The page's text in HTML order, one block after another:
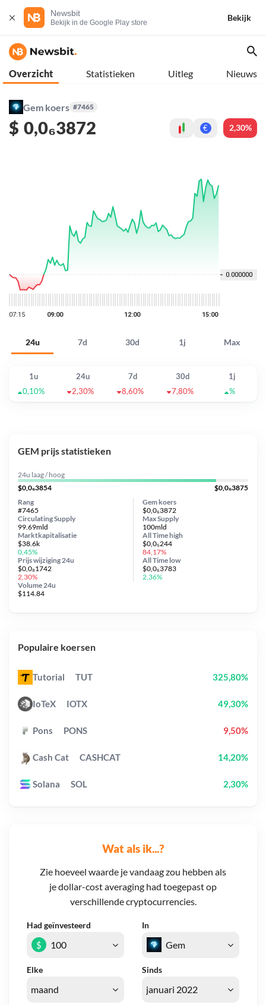
Newsbit
Bekijk in de Google Play store
Bekijk
Overzicht Statistieken Uitleg Nieuws
Gem koers #7465
$ 0,0₆3872 € 2,30%
24u 7d 30d 1j Max
1u 24u 7d 30d
1j
0,10%
2,30% 8,60% 7,80% %
Wat als ik...?
Zie hoeveel waarde je vandaag zou hebben als
je dollar-cost averaging had toegepast op
verschillende cryptocurrencies.
Had geïnvesteerd In
Elke Sinds
$
GEM prijs statistieken
24u laag / hoog
$0,0₆3854
$0,0₆3875
Gem koers
$0,0₆3872
Circulating Supply
99.69mld
Prijs wijziging 24u
$0,0₈1742
2,30%
Max Supply
100mld
Marktkapitalisatie
$38.6k
0,45%
Volume 24u
$114.84
Rang
#7465
All Timehigh
$0,0₅244
84,17%
All Time low
$0,0₆3783
2,36%
Populaire koersen
Tutorial TUT 325,80%
IoTeX IOTX 49,30%
Pons PONS 9,50%
Cash Cat CASHCAT 14,20%
Solana SOL 2,30%